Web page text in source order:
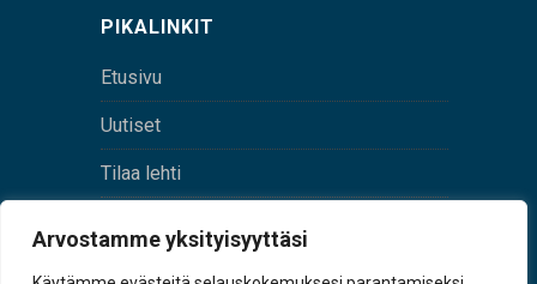
Arvostamme yksityisyyttäsi
PIKALINKIT
Etusivu
Uutiset
Tilaa lehti